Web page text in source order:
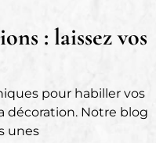
: laissez vos
pour habiller vos
décoration. Notre blog
unes